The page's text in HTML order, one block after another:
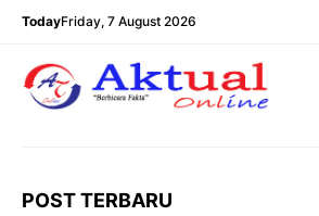
Langsung
TodayFriday, 7 August 2026
POST TERBARU